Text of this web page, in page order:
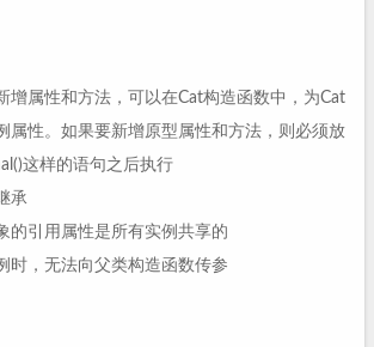
增属性和方法，可以在Cat构造函数中，为Cat
属性。如果要新增原型属性和方法，则必须放
这样的语句之后执行
承
的引用属性是所有实例共享的
时，无法向父类构造函数传参